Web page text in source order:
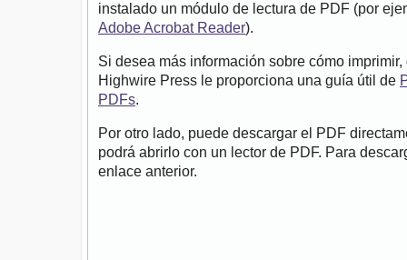
instalado un módulo de lectura de PDF (por
Adobe Acrobat Reader).
Si desea más información sobre cómo
Highwire Press le proporciona una guía útil de
PDFs.
Por otro lado, puede descargar el PDF
podrá abrirlo con un lector de PDF. Para
enlace anterior.